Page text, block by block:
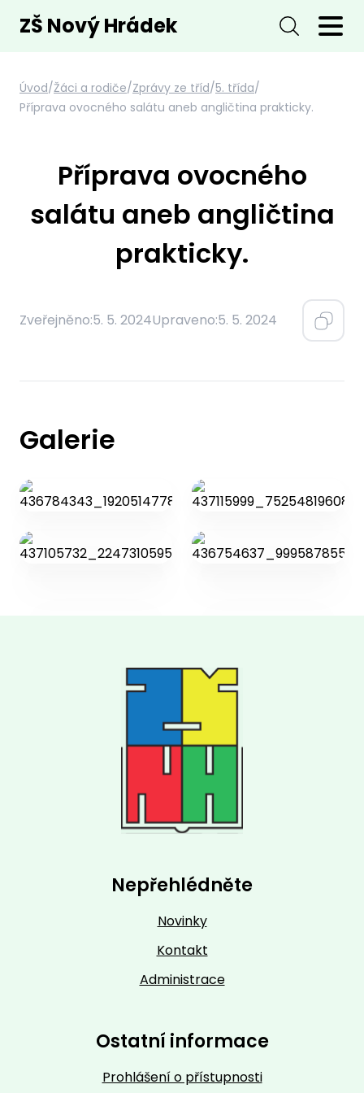
ZŠ Nový Hrádek
Úvod/Žáci a rodiče/Zprávy ze tříd/5. třída/
Příprava ovocného salátu aneb angličtina prakticky.
Příprava ovocného
salátu aneb angličtina
prakticky.
Zveřejněno:5. 5. 2024Upraveno:5. 5. 2024
Galerie
Nepřehlédněte
Novinky
Kontakt
Administrace
Ostatní informace
Prohlášení o přístupnosti